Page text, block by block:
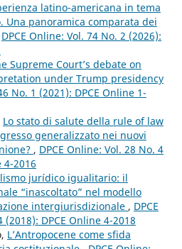
latino-americana in tema
Una panoramica comparata dei
DPCE Online: Vol. 74 No. 2 (2026):
Supreme Court’s debate on
under Trump presidency
No. 1 (2021): DPCE Online 1-
Lo stato di salute della rule of law
generalizzato nei nuovi
, DPCE Online: Vol. 28 No. 4
4-2016
jurídico igualitario: il
“inascoltato” nel modello
intergiurisdizionale , DPCE
DPCE Online 4-2018
L’Antropocene come sfida